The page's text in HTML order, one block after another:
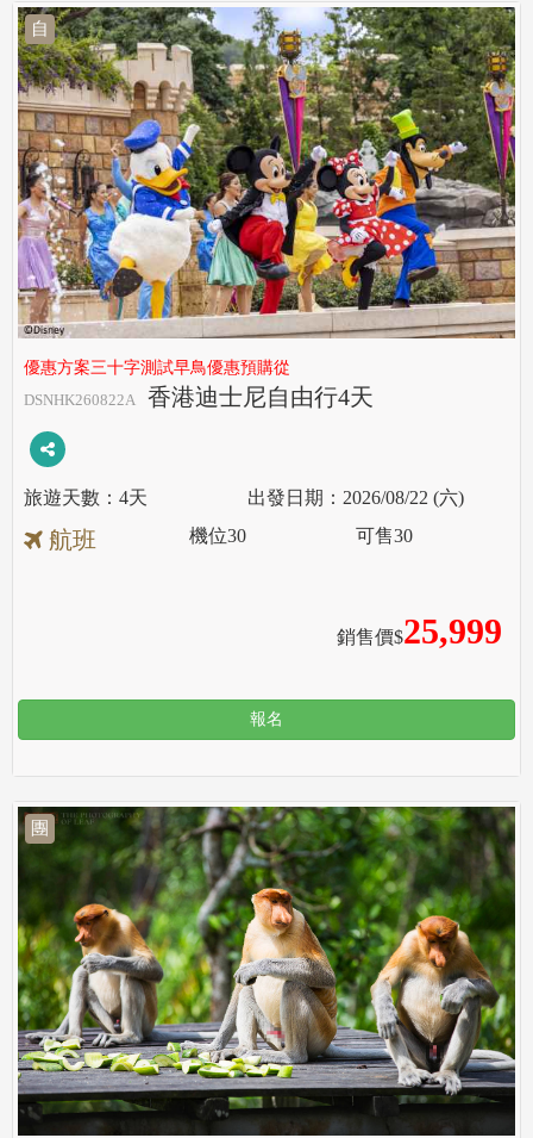
自
優惠方案三十字測試早鳥優惠預購從
DSNHK260822A
香港迪士尼自由行4天
4天 2026/08/22 (六)
航班
銷售價$25,999
機位30 可售30
報名
團